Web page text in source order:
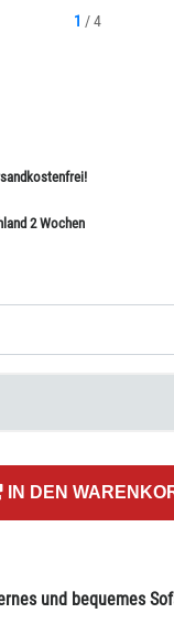
1 /4
2 Wochen
IN DEN
und bequemes